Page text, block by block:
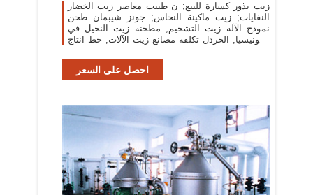
زيت بذور كسارة للبيع; ن طبيب معاصر زيت الخضار
النفايات; زيت ماكينة النحاس; جونز شيبمان طحن
نموذج الآلة زيت التشحيم; مطحنة زيت النخيل في
اندونيسيا; الخردل تكلفة مصانع زيت الآلات; خط انتاج
احصل على السعر